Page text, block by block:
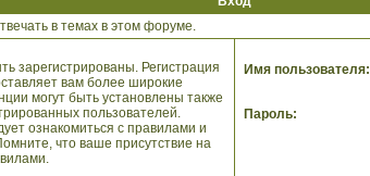
в темах в этом форуме.
зарегистрированы. Регистрация
вам более широкие
могут быть установлены также
пользователей.
ознакомиться с правилами и
что ваше присутствие на
Имя пользователя:
Пароль: